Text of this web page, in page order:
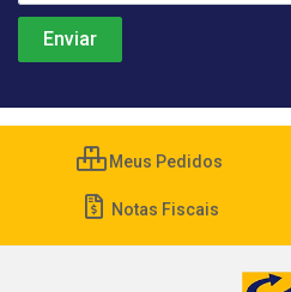
Meus Pedidos
Notas Fiscais